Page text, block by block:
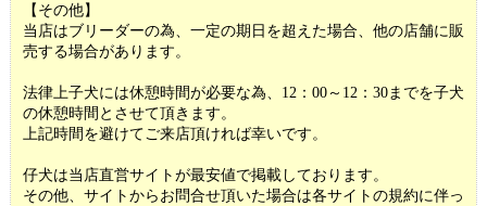
【その他】
当店はブリーダーの為、一定の期日を超えた場合、他の店舗に販
売する場合があります。
法律上子犬には休憩時間が必要な為、12：00～12：30までを子犬
の休憩時間とさせて頂きます。
上記時間を避けてご来店頂ければ幸いです。
仔犬は当店直営サイトが最安値で掲載しております。
その他、サイトからお問合せ頂いた場合は各サイトの規約に伴っ